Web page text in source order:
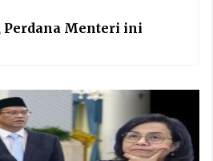
Perdana Menteri ini